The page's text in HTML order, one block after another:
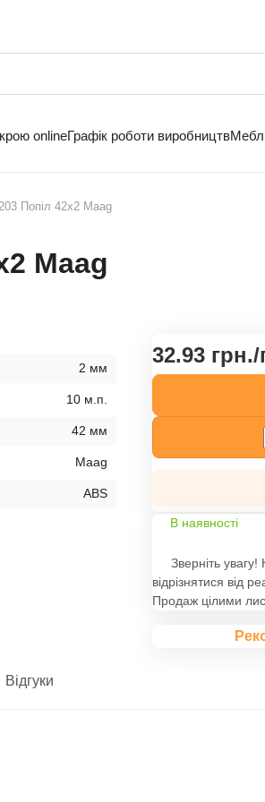
onlineГрафік роботи виробництв
Попіл 42х2 Maag
Maag
2 мм
10 м.п.
42 мм
Maag
ABS
32.93 грн./
В наявності
Зверніть
відрізнятися від
Продаж цілими
Відгуки